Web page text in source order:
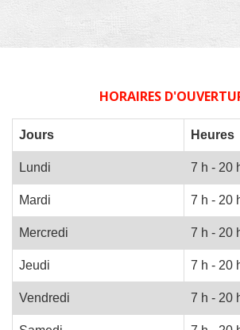
HORAIRES
Jours Heures
Lundi 7 h - 20
Mardi 7 h - 20
Mercredi 7 h - 20
Jeudi 7 h - 20
Vendredi 7 h - 20